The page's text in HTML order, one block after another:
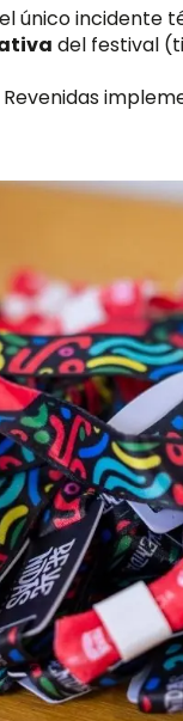
único incidente
del festival